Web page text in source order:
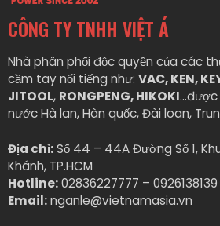
CÔNG TY TNHH VIỆT Á
Nhà phân phối độc quyền của các
cầm tay nổi tiếng như: VAC, KEN,
JITOOL, RONGPENG, HIKOKI…được
nước Hà lan, Hàn quốc, Đài loan,
Địa chỉ:Số 44 – 44A Đường Số 1,
Khánh, TP.HCM
Hotline:02836227777 – 0926138139
Email:nganle@vietnamasia.vn